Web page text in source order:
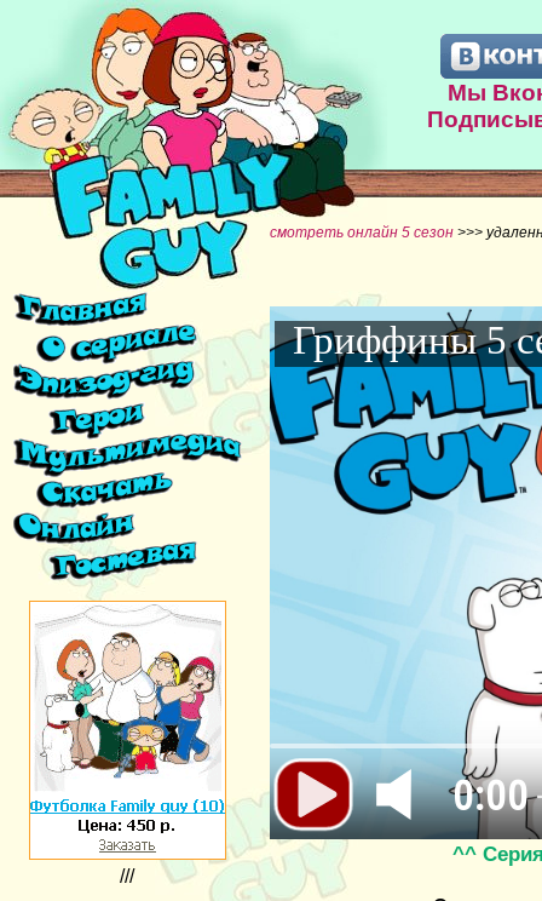
Мы
///
смотреть онлайн 5 сезон >>>
0:00
Гриффины 5
^^